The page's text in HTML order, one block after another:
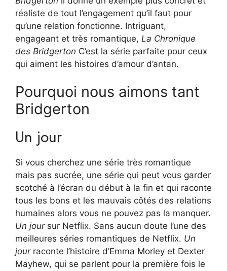
réaliste de tout l’engagement qu’il faut pour
qu’une relation fonctionne. Intriguant,
engageant et très romantique, La Chronique
des Bridgerton C’est la série parfaite pour ceux
qui aiment les histoires d’amour d’antan.
Pourquoi nous aimons tant
Bridgerton
Un jour
Si vous cherchez une série très romantique
mais pas sucrée, une série qui peut vous garder
scotché à l’écran du début à la fin et qui raconte
tous les bons et les mauvais côtés des relations
humaines alors vous ne pouvez pas la manquer.
Un joursur Netflix. Sans aucun doute l’une des
meilleures séries romantiques de Netflix. Un
jourraconte l’histoire d’Emma Morley et Dexter
Mayhew, qui se parlent pour la première fois le